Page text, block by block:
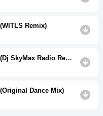
Remix)
Дарите женщинам цветы (Dj SkyMax Radio Remix)
Dance Mix)